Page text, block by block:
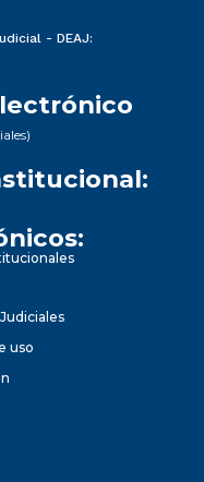
- DEAJ:
uso